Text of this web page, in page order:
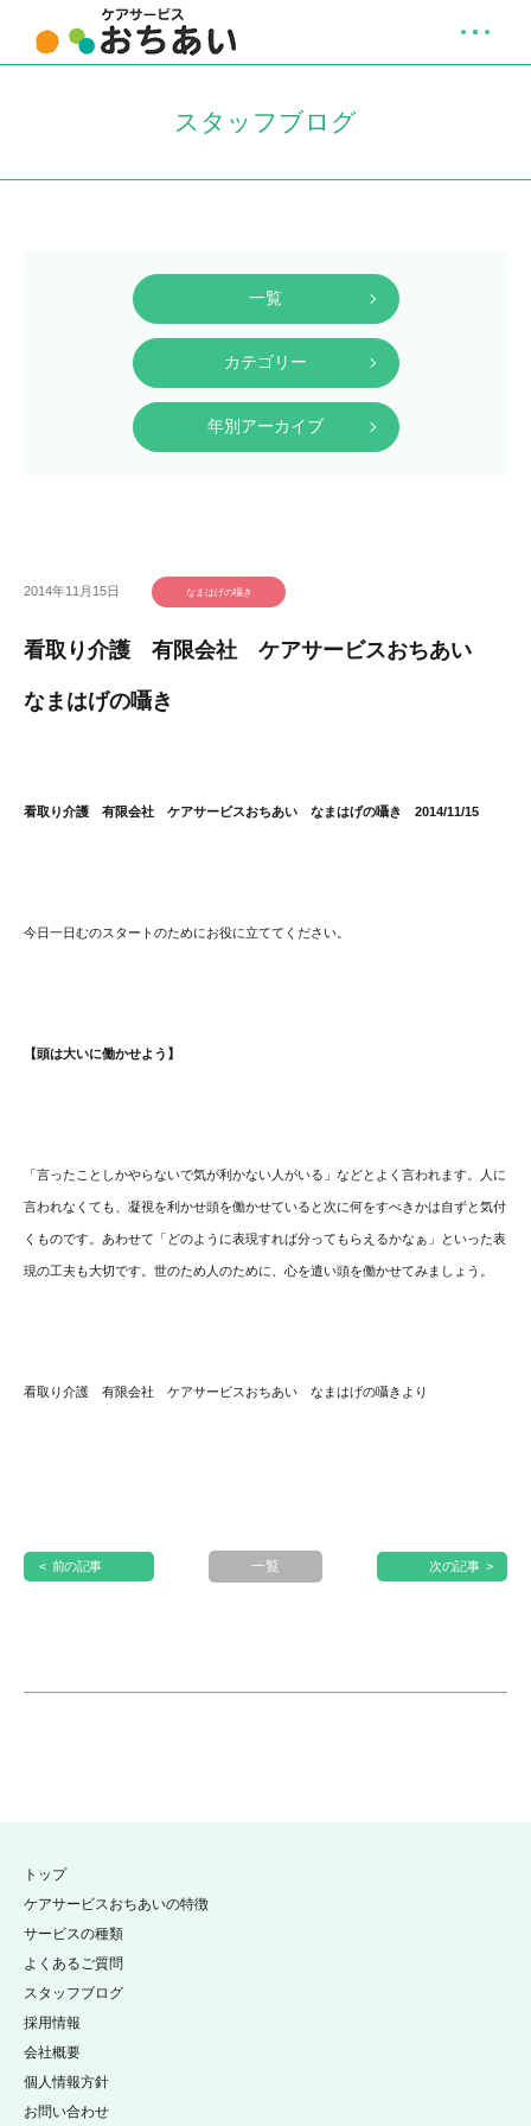
スタッフブログ
一覧
カテゴリー
年別アーカイブ
2014年11月15日 なまはげの囁き
看取り介護 有限会社 ケアサービスおちあい
なまはげの囁き
看取り介護 有限会社 ケアサービスおちあい なまはげの囁き 2014/11/15
今日一日むのスタートのためにお役に立ててください。
【頭は大いに働かせよう】
「言ったことしかやらないで気が利かない人がいる」 などとよく言われます。人に
言われなくても、 凝視を利かせ頭を働かせていると次に何をすべきかは自ずと気付
く ものです。あわせて「 どのように表現すれば分ってもらえるかなぁ」 といった表
現の工夫も大切です。世のため人のために、 心を遣い頭を働かせてみましょう。
看取り介護 有限会社 ケアサービスおちあい なまはげの囁きより
< 前の記事 一覧 次の記事 >
トップ
ケアサービスおちあいの特徴
サービスの種類
よくあるご質問
スタッフブログ
採用情報
会社概要
個人情報方針
お問い合わせ